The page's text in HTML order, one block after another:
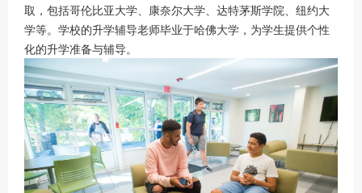
取，包括哥伦比亚大学、康奈尔大学、达特茅斯学院、纽约大
学等。学校的升学辅导老师毕业于哈佛大学，为学生提供个性
化的升学准备与辅导。